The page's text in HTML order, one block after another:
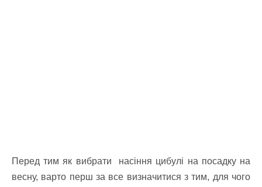
Перед тим як вибрати насіння цибулі на посадку на
весну, варто перш за все визначитися з тим, для чого